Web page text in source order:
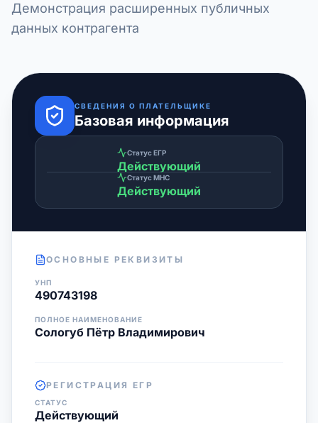
Демонстрация расширенных публичных
данных контрагента
СВЕДЕНИЯ О ПЛАТЕЛЬЩИКЕ
Базовая информация
Статус ЕГР
Действующий
Статус МНС
Действующий
ОСНОВНЫЕ РЕКВИЗИТЫ
УНП
490743198
ПОЛНОЕ НАИМЕНОВАНИЕ
Сологуб Пётр Владимирович
РЕГИСТРАЦИЯ ЕГР
СТАТУС
Действующий